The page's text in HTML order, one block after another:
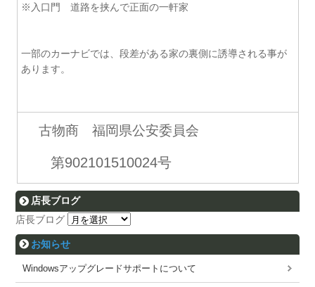
※入口門 道路を挟んで正面の一軒家
一部のカーナビでは、段差がある家の裏側に誘導される事が
あります。
古物商 福岡県公安委員会
第902101510024号
店長ブログ
店長ブログ
お知らせ
Windowsアップグレードサポートについて